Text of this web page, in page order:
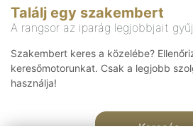
Találj egy szakembert
A rangsor az iparág legjobbjait
Szakembert keres a közelébe?
keresőmotorunkat. Csak a legjobb
használja!